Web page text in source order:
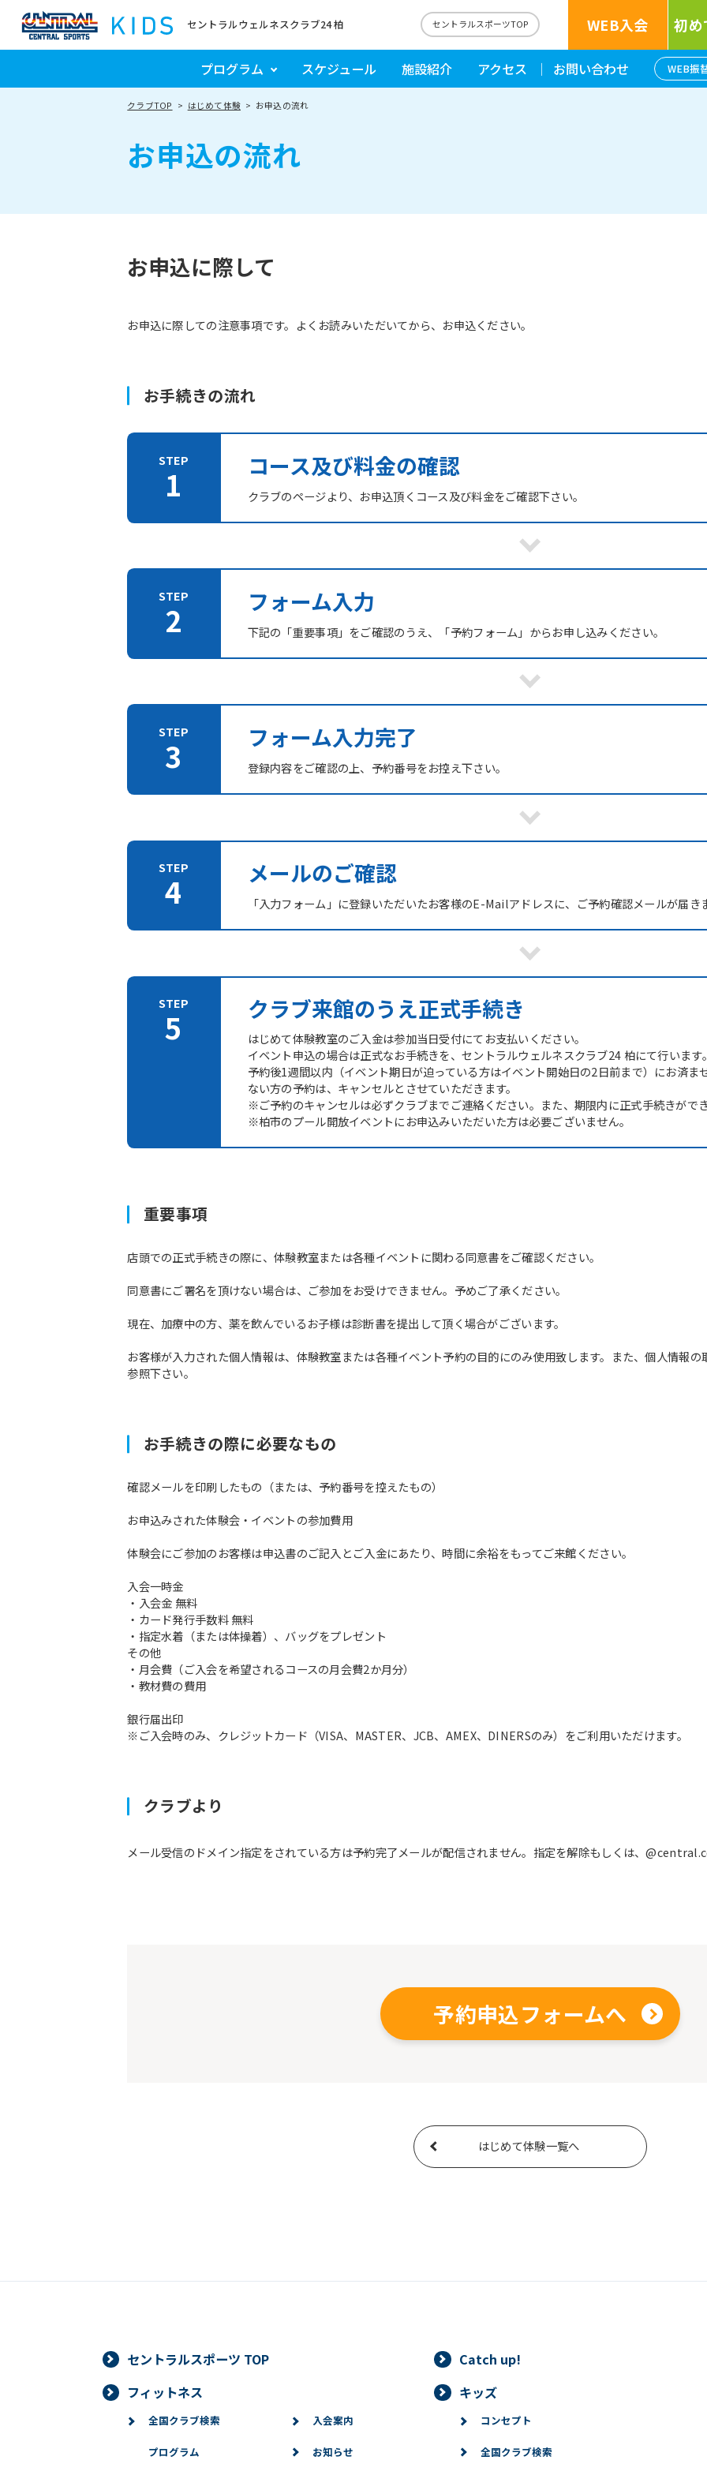
セントラルウェルネスクラブ24 柏 セントラルスポーツTOP WEB入会 初め
プログラム スケジュール 施設紹介 アクセス お問い合わせ WEB振
クラブTOP はじめて体験 お申込の流れ
お申込の流れ
お申込に際して
お申込に際しての注意事項です。よくお読みいただいてから、お申込ください。
お手続きの流れ
コース及び料金の確認
クラブのページより、お申込頂くコース及び料金をご確認下さい。
フォーム入力
下記の「重要事項」をご確認のうえ、「予約フォーム」からお申し込みください。
フォーム入力完了
登録内容をご確認の上、予約番号をお控え下さい。
メールのご確認
「入力フォーム」に登録いただいたお客様のE-Mailアドレスに、ご予約確認メールが届き
クラブ来館のうえ正式手続き
はじめて体験教室のご入金は参加当日受付にてお支払いください。
イベント申込の場合は正式なお手続きを、セントラルウェルネスクラブ24 柏にて行います。
予約後1週間以内（イベント期日が迫っている方はイベント開始日の2日前まで）にお済ま
ない方の予約は、キャンセルとさせていただきます。
※ご予約のキャンセルは必ずクラブまでご連絡ください。また、期限内に正式手続きがで
※柏市のプール開放イベントにお申込みいただいた方は必要ございません。
重要事項
店頭での正式手続きの際に、体験教室または各種イベントに関わる同意書をご確認ください。
同意書にご署名を頂けない場合は、ご参加をお受けできません。予めご了承ください。
現在、加療中の方、薬を飲んでいるお子様は診断書を提出して頂く場合がございます。
お客様が入力された個人情報は、体験教室または各種イベント予約の目的にのみ使用致します。また、個人情報の
参照下さい。
お手続きの際に必要なもの
確認メールを印刷したもの（または、予約番号を控えたもの）
お申込みされた体験会・イベントの参加費用
体験会にご参加のお客様は申込書のご記入とご入金にあたり、時間に余裕をもってご来館ください。
入会一時金
・入会金 無料
・カード発行手数料 無料
・指定水着（または体操着）、バッグをプレゼント
その他
・月会費（ご入会を希望されるコースの月会費2か月分）
・教材費の費用
銀行届出印
※ご入会時のみ、クレジットカード（VISA、MASTER、JCB、AMEX、DINERSのみ）をご利用いただけます。
クラブより
メール受信のドメイン指定をされている方は予約完了メールが配信されません。指定を解除もしくは、
予約申込フォームへ
はじめて体験一覧へ
For foreigners
Central Sports official website is
automatically translated into
English. Click the link below (start
automatic translation) to return to
The translation may differ from the
セントラルスポーツ TOP
Catch up!
フィットネス
全国クラブ検索
プログラム
入会案内
お知らせ
キッズ
コンセプト
全国クラブ検索